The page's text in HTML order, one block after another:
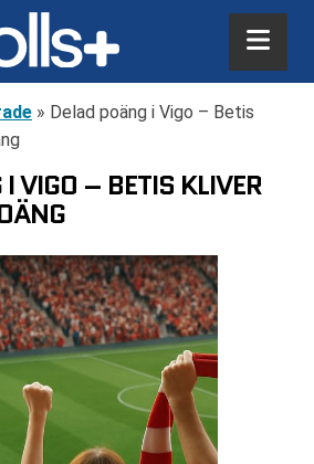
» Delad poäng i Vigo – Betis
VIGO – BETIS KLIVER